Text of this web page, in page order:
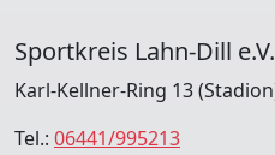
Sportkreis Lahn-Dill e.V.
Karl-Kellner-Ring 13
Tel.: 06441/995213